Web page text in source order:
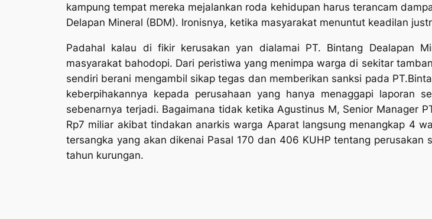
kampung tempat mereka mejalankan roda kehidupan harus terancam
Delapan Mineral (BDM). Ironisnya, ketika masyarakat menuntut keadilan
Padahal kalau di fikir kerusakan yan dialamai PT. Bintang Dealapan
masyarakat bahodopi. Dari peristiwa yang menimpa warga di sekitar
sendiri berani mengambil sikap tegas dan memberikan sanksi pada
keberpihakannya kepada perusahaan yang hanya menaggapi laporan
sebenarnya terjadi. Bagaimana tidak ketika Agustinus M, Senior Manager
Rp7 miliar akibat tindakan anarkis warga Aparat langsung menangkap 4
tersangka yang akan dikenai Pasal 170 dan 406 KUHP tentang
tahun kurungan.